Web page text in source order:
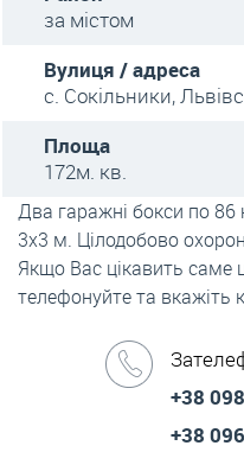
за містом
Вулиця / адреса
с. Сокільники,
Площа
172м. кв.
Два гаражні бокси по
3х3 м. Цілодобово
Якщо Вас цікавить саме
телефонуйте та вкажіть
+38
+38